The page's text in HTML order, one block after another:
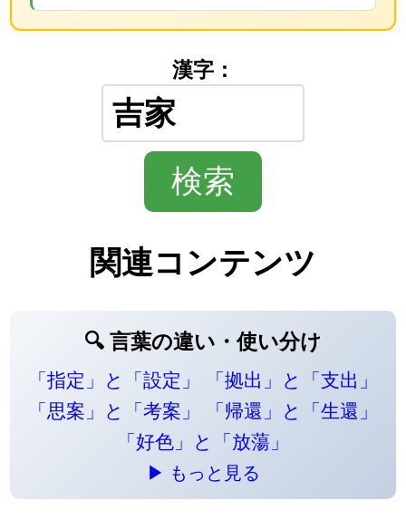
漢字：
関連コンテンツ
🔍 言葉の違い・使い分け
「指定」と「設定」
「拠出」と「支出」
「思案」と「考案」
「帰還」と「生還」
「好色」と「放蕩」
▶ もっと見る